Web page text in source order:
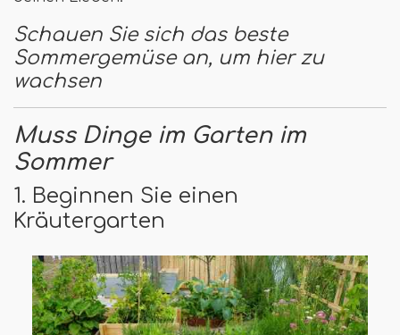
Schauen Sie sich das beste
Sommergemüse an, um hier zu
wachsen
Muss Dinge im Garten im
Sommer
1. Beginnen Sie einen
Kräutergarten